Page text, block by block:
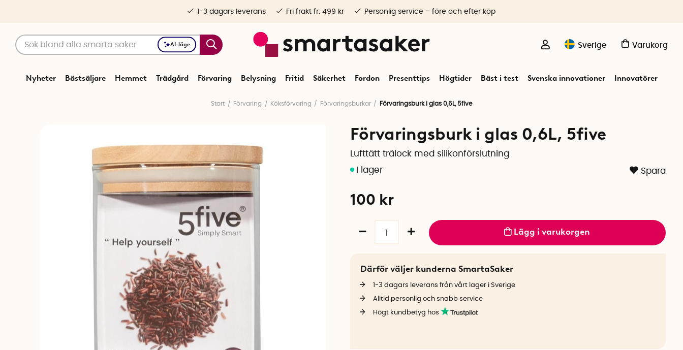
AI-läge Sverige Varukorg
Nyheter Bästsäljare Hemmet Trädgård Förvaring Belysning Fritid Säkerhet Fordon Presenttips Högtider Bäst i test Svenska innovationer Innovatörer
1-3 dagars leverans Fri frakt fr. 499 kr Personlig service – före och efter köp
Start Förvaring Köksförvaring Förvaringsburkar Förvaringsburk i glas 0,6L, 5five
Förvaringsburk i glas 0,6L, 5five
Lufttätt trälock med silikonförslutning
Spara
100 kr
Lägg i varukorgen
Därför väljer kunderna SmartaSaker
1-3 dagars leverans från vårt lager i Sverige
Alltid personlig och snabb service
Högt kundbetyg hos